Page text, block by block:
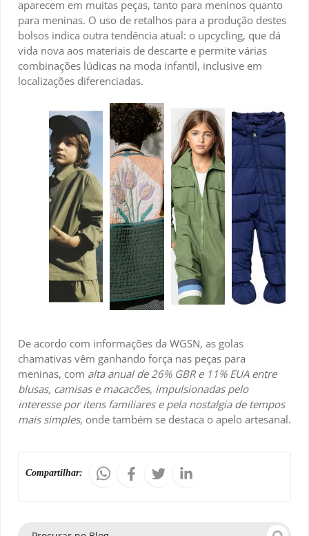
aparecem em muitas peças, tanto para meninos quanto
para meninas. O uso de retalhos para a produção destes
bolsos indica outra tendência atual: o upcycling, que dá
vida nova aos materiais de descarte e permite várias
combinações lúdicas na moda infantil, inclusive em
localizações diferenciadas.
De acordo com informações da WGSN, as golas
chamativas vêm ganhando força nas peças para
meninas, com alta anual de 26% GBR e 11% EUA entre
blusas, camisas e macacões, impulsionadas pelo
interesse por itens familiares e pela nostalgia de tempos
mais simples, onde também se destaca o apelo artesanal.
Compartilhar: